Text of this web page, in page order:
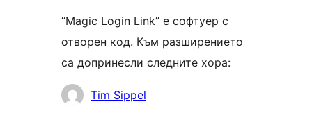
“Magic Login Link” е софтуер с
отворен код. Към разширението
са допринесли следните хора:
Сътрудници
Tim Sippel